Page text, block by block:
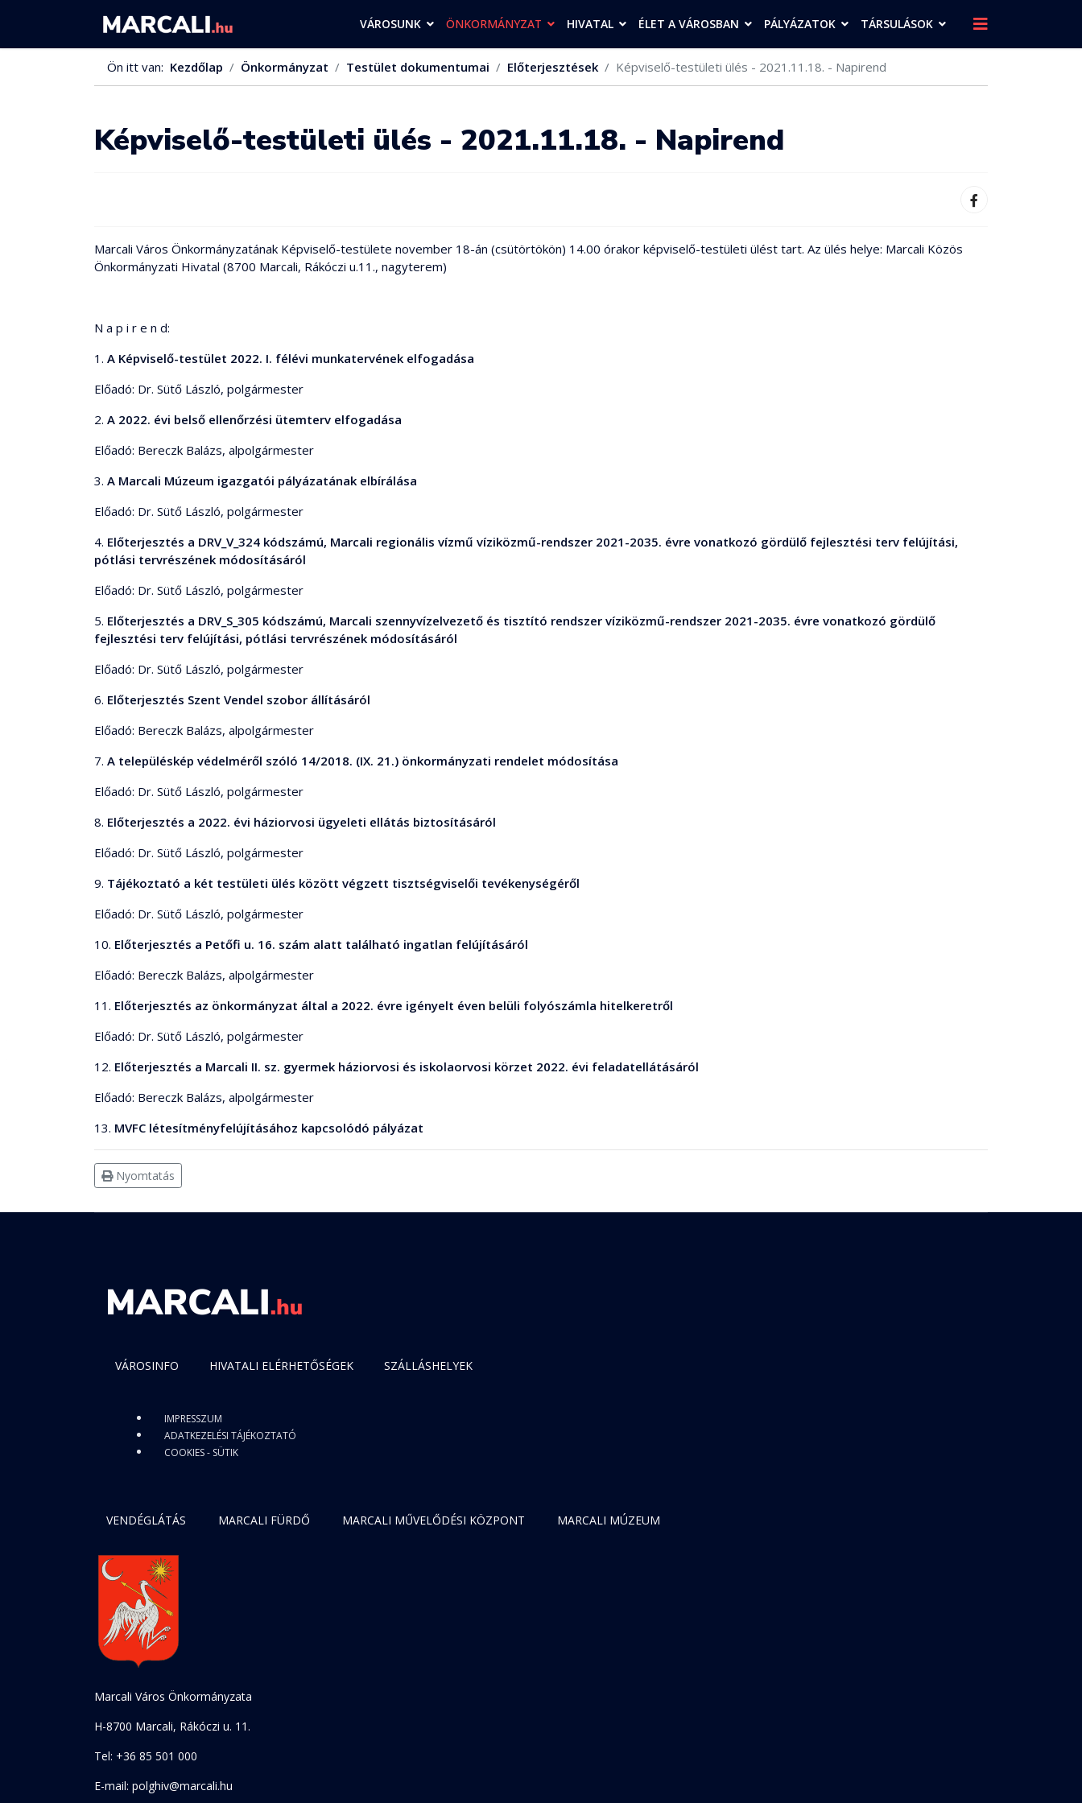
VÁROSUNK ÖNKORMÁNYZAT HIVATAL ÉLET A VÁROSBAN PÁLYÁZATOK TÁRSULÁSOK
Ön itt van: Kezdőlap Önkormányzat Testület dokumentumai Előterjesztések Képviselő-testületi ülés - 2021.11.18. - Napirend
Képviselő-testületi ülés - 2021.11.18. - Napirend
Marcali Város Önkormányzatának Képviselő-testülete november 18-án (csütörtökön) 14.00 órakor képviselő-testületi ülést tart. Az ülés helye: Marcali Közös
Önkormányzati Hivatal (8700 Marcali, Rákóczi u.11., nagyterem)
N a p i r e n d:
1. A Képviselő-testület 2022. I. félévi munkatervének elfogadása
Előadó: Dr. Sütő László, polgármester
2. A 2022. évi belső ellenőrzési ütemterv elfogadása
Előadó: Bereczk Balázs, alpolgármester
3. A Marcali Múzeum igazgatói pályázatának elbírálása
Előadó: Dr. Sütő László, polgármester
4. Előterjesztés a DRV_V_324 kódszámú, Marcali regionális vízmű víziközmű-rendszer 2021-2035. évre vonatkozó gördülő fejlesztési terv felújítási,
pótlási tervrészének módosításáról
Előadó: Dr. Sütő László, polgármester
5. Előterjesztés a DRV_S_305 kódszámú, Marcali szennyvízelvezető és tisztító rendszer víziközmű-rendszer 2021-2035. évre vonatkozó gördülő
fejlesztési terv felújítási, pótlási tervrészének módosításáról
Előadó: Dr. Sütő László, polgármester
6. Előterjesztés Szent Vendel szobor állításáról
Előadó: Bereczk Balázs, alpolgármester
7. A településkép védelméről szóló 14/2018. (IX. 21.) önkormányzati rendelet módosítása
Előadó: Dr. Sütő László, polgármester
8. Előterjesztés a 2022. évi háziorvosi ügyeleti ellátás biztosításáról
Előadó: Dr. Sütő László, polgármester
9. Tájékoztató a két testületi ülés között végzett tisztségviselői tevékenységéről
Előadó: Dr. Sütő László, polgármester
10. Előterjesztés a Petőfi u. 16. szám alatt található ingatlan felújításáról
Előadó: Bereczk Balázs, alpolgármester
11. Előterjesztés az önkormányzat által a 2022. évre igényelt éven belüli folyószámla hitelkeretről
Előadó: Dr. Sütő László, polgármester
12. Előterjesztés a Marcali II. sz. gyermek háziorvosi és iskolaorvosi körzet 2022. évi feladatellátásáról
Előadó: Bereczk Balázs, alpolgármester
13. MVFC létesítményfelújításához kapcsolódó pályázat
Nyomtatás
VÁROSINFO HIVATALI ELÉRHETŐSÉGEK SZÁLLÁSHELYEK
IMPRESSZUM
ADATKEZELÉSI TÁJÉKOZTATÓ
COOKIES - SÜTIK
VENDÉGLÁTÁS MARCALI FÜRDŐ MARCALI MŰVELŐDÉSI KÖZPONT MARCALI MÚZEUM
Marcali Város Önkormányzata
H-8700 Marcali, Rákóczi u. 11.
Tel: +36 85 501 000
E-mail: polghiv@marcali.hu